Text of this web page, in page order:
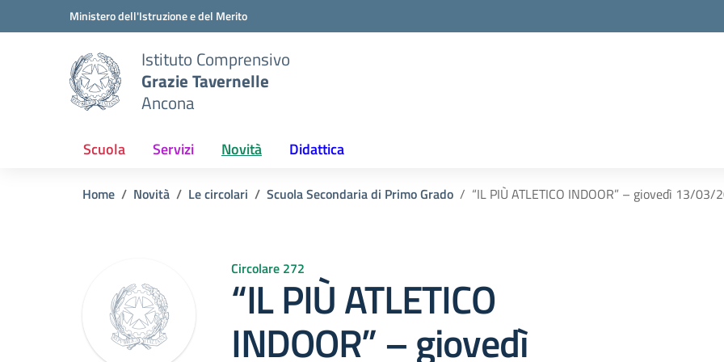
Vai ai contenuti
Vai al menu di navigazioneMinistero dell'Istruzione e del Merito
Istituto Comprensivo
Grazie Tavernelle
Ancona
Scuola Servizi Novità Didattica
Home Novità Le circolari Scuola Secondaria di Primo Grado “IL PIÙ ATLETICO INDOOR” – giovedì 13/03/
Circolare 272
“IL PIÙ ATLETICO
INDOOR” – giovedì